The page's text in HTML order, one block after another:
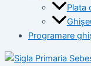
Plata
Programare